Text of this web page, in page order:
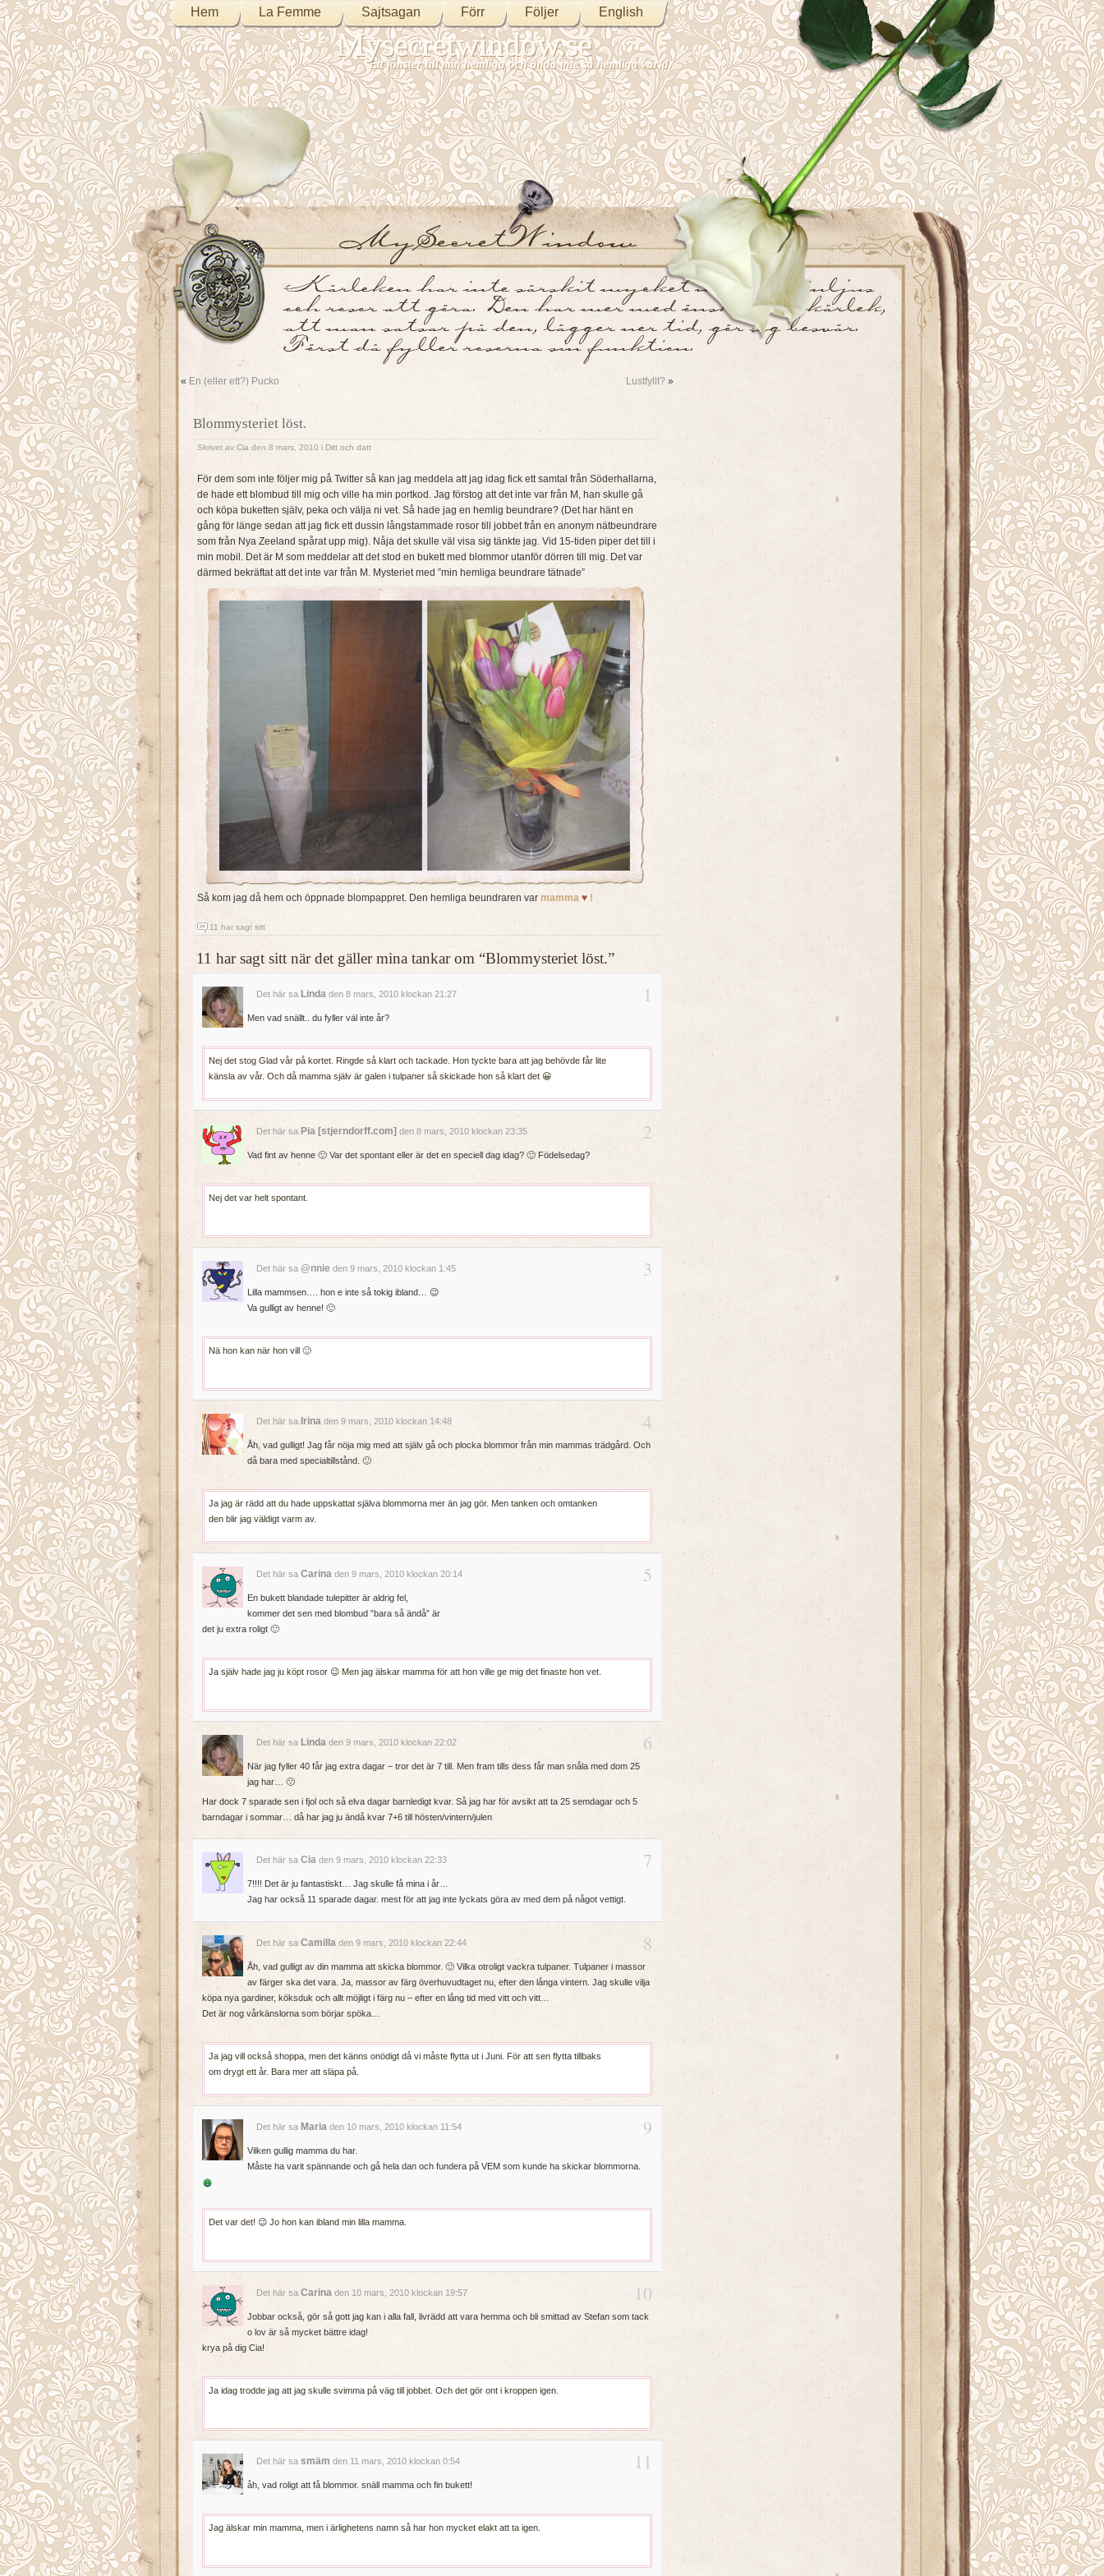
Hem La Femme Sajtsagan Förr Följer English
Mysecretwindow.se
Ett fönster till min hemliga och ändå inte så hemliga värld.
« En (eller ett?) Pucko Lustfyllt? »
Blommysteriet löst.
Skrivet av Cia den 8 mars, 2010 i Ditt och datt
För dem som inte följer mig på Twitter så kan jag meddela att jag idag fick ett samtal från Söderhallarna,
de hade ett blombud till mig och ville ha min portkod. Jag förstog att det inte var från M, han skulle gå
och köpa buketten själv, peka och välja ni vet. Så hade jag en hemlig beundrare? (Det har hänt en
gång för länge sedan att jag fick ett dussin långstammade rosor till jobbet från en anonym nätbeundrare
som från Nya Zeeland spårat upp mig). Nåja det skulle väl visa sig tänkte jag. Vid 15-tiden piper det till i
min mobil. Det är M som meddelar att det stod en bukett med blommor utanför dörren till mig. Det var
därmed bekräftat att det inte var från M. Mysteriet med ”min hemliga beundrare tätnade”
Så kom jag då hem och öppnade blompappret. Den hemliga beundraren var mamma ♥ !
11 har sagt sitt
11 har sagt sitt när det gäller mina tankar om “Blommysteriet löst.”
Det här sa Linda den 8 mars, 2010 klockan 21:27 1
Men vad snällt.. du fyller väl inte år?
Nej det stog Glad vår på kortet. Ringde så klart och tackade. Hon tyckte bara att jag behövde får lite
känsla av vår. Och då mamma själv är galen i tulpaner så skickade hon så klart det 😀
Det här sa Pia [stjerndorff.com] den 8 mars, 2010 klockan 23:35 2
Vad fint av henne 🙂 Var det spontant eller är det en speciell dag idag? 🙂 Födelsedag?
Nej det var helt spontant.
Det här sa@nnie den 9 mars, 2010 klockan 1:45 3
Lilla mammsen…. hon e inte så tokig ibland… 😉
Va gulligt av henne! 🙂
Nä hon kan när hon vill 🙂
Det här sa Irina den 9 mars, 2010 klockan 14:48 4
Åh, vad gulligt! Jag får nöja mig med att själv gå och plocka blommor från min mammas trädgård. Och
då bara med specialtillstånd. 🙂
Ja jag är rädd att du hade uppskattat själva blommorna mer än jag gör. Men tanken och omtanken
den blir jag väldigt varm av.
Det här sa Carina den 9 mars, 2010 klockan 20:14 5
En bukett blandade tulepitter är aldrig fel,
kommer det sen med blombud ”bara så ändå” är
det ju extra roligt 🙂
Ja själv hade jag ju köpt rosor 😉 Men jag älskar mamma för att hon ville ge mig det finaste hon vet.
Det här sa Linda den 9 mars, 2010 klockan 22:02 6
När jag fyller 40 får jag extra dagar – tror det är 7 till. Men fram tills dess får man snåla med dom 25
jag har… 🙁
Har dock 7 sparade sen i fjol och så elva dagar barnledigt kvar. Så jag har för avsikt att ta 25 semdagar och 5
barndagar i sommar… då har jag ju ändå kvar 7+6 till hösten/vintern/julen
Det här saCia den 9 mars, 2010 klockan 22:33 7
7!!!! Det är ju fantastiskt… Jag skulle få mina i år…
Jag har också 11 sparade dagar. mest för att jag inte lyckats göra av med dem på något vettigt.
Det här sa Camilla den 9 mars, 2010 klockan 22:44 8
Åh, vad gulligt av din mamma att skicka blommor. 🙂 Vilka otroligt vackra tulpaner. Tulpaner i massor
av färger ska det vara. Ja, massor av färg överhuvudtaget nu, efter den långa vintern. Jag skulle vilja
köpa nya gardiner, köksduk och allt möjligt i färg nu – efter en lång tid med vitt och vitt…
Det är nog vårkänslorna som börjar spöka…
Ja jag vill också shoppa, men det känns onödigt då vi måste flytta ut i Juni. För att sen flytta tillbaks
om drygt ett år. Bara mer att släpa på.
Det här sa Maria den 10 mars, 2010 klockan 11:54 9
Vilken gullig mamma du har.
Måste ha varit spännande och gå hela dan och fundera på VEM som kunde ha skickar blommorna.
Det var det! 😉 Jo hon kan ibland min lilla mamma.
Det här sa Carina den 10 mars, 2010 klockan 19:57 10
Jobbar också, gör så gott jag kan i alla fall, livrädd att vara hemma och bli smittad av Stefan som tack
o lov är så mycket bättre idag!
krya på dig Cia!
Ja idag trodde jag att jag skulle svimma på väg till jobbet. Och det gör ont i kroppen igen.
Det här sa smäm den 11 mars, 2010 klockan 0:54 11
åh, vad roligt att få blommor. snäll mamma och fin bukett!
Jag älskar min mamma, men i ärlighetens namn så har hon mycket elakt att ta igen.